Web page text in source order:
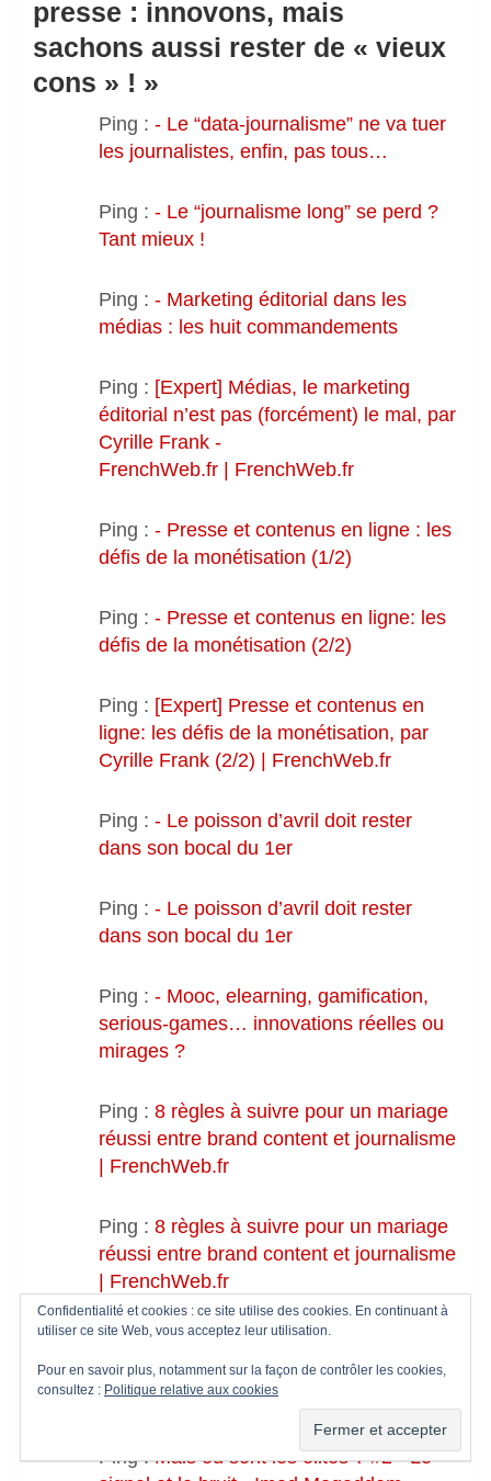
presse : innovons, mais
sachons aussi rester de « vieux
cons » ! »
Ping : - Le “data-journalisme” ne va tuer
les journalistes, enfin, pas tous…
Ping : - Le “journalisme long” se perd ?
Tant mieux !
Ping : - Marketing éditorial dans les
médias : les huit commandements
Ping : [Expert] Médias, le marketing
éditorial n’est pas (forcément) le mal, par
Cyrille Frank -
FrenchWeb.fr | FrenchWeb.fr
Ping : - Presse et contenus en ligne : les
défis de la monétisation (1/2)
Ping : - Presse et contenus en ligne: les
défis de la monétisation (2/2)
Ping : [Expert] Presse et contenus en
ligne: les défis de la monétisation, par
Cyrille Frank (2/2) | FrenchWeb.fr
Ping : - Le poisson d’avril doit rester
dans son bocal du 1er
Ping : - Le poisson d’avril doit rester
dans son bocal du 1er
Ping : - Mooc, elearning, gamification,
serious-games… innovations réelles ou
mirages ?
Ping : 8 règles à suivre pour un mariage
réussi entre brand content et journalisme
| FrenchWeb.fr
Ping : 8 règles à suivre pour un mariage
réussi entre brand content et journalisme
| FrenchWeb.fr
Ping : Mais où sont les élites ? #2 - Le
signal et le bruit - Imad Moqaddem -
Blog
Ping :Mais où sont les élites ? #2 - Le
Confidentialité et cookies : ce site utilise des cookies. En continuant à
utiliser ce site Web, vous acceptez leur utilisation.
Pour en savoir plus, notamment sur la façon de contrôler les cookies,
consultez : Politique relative aux cookies